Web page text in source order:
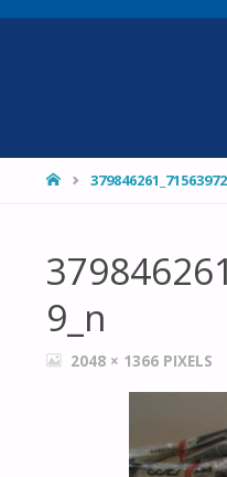
HOME
9_n
FULL2048 × 1366 PIXELS